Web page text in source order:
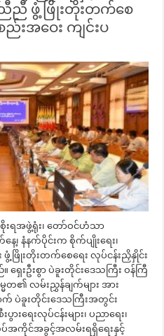
ညီညီ ဖွံ့ဖြိုးတိုးတက်စေ
းအဝေး ကျင်းပ
းရအဖွဲ့ရုံး၊ တော်ဝင်ဟံသာ
၊ နံနက်ပိုင်းက စိုက်ပျိုးရေး၊
း ဖွံ့ဖြိုးတိုးတက်စေရေး လုပ်ငန်းညှိနှိုင်း
ေးဦးစွာ ပဲခူးတိုင်းဒေသကြီး ဝန်ကြီ
တ၏ လမ်းညွှန်ချက်များ အား
ာက် ပဲခူးတိုင်းဒေသကြီးအတွင်း
ပွားရေးလုပ်ငန်းများ၊ ပညာရေး၊
လုပ်အကိုင်အခွင့်အလမ်းရရှိရေးနှင့်